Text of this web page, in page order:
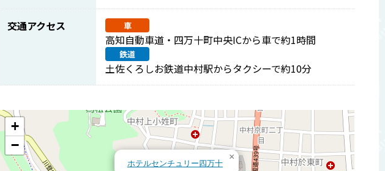
交通アクセス 車
高知自動車道・四万十町中央ICから車で約1時間
鉄道
土佐くろしお鉄道中村駅からタクシーで約10分
ホテルセンチュリー四万十
×
+
−